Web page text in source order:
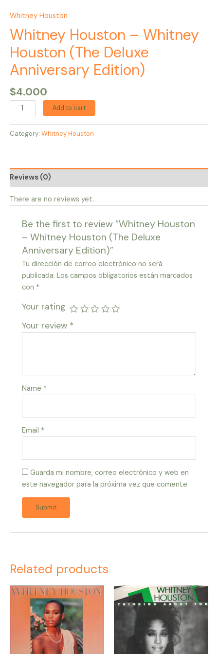
Whitney Houston
Whitney Houston – Whitney
Houston (The Deluxe
Anniversary Edition)
$4.000
Add to cart
Category: Whitney Houston
Reviews (0)
There are no reviews yet.
Be the first to review “Whitney Houston
– Whitney Houston (The Deluxe
Anniversary Edition)”
Tu dirección de correo electrónico no será
publicada. Los campos obligatorios están marcados
con *
Your rating
Your review *
Name *
Email *
Guarda mi nombre, correo electrónico y web en
este navegador para la próxima vez que comente.
Related products